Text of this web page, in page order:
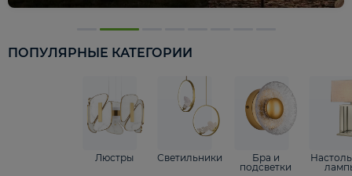
ПОПУЛЯРНЫЕ КАТЕГОРИИ
Люстры Светильники
Бра и
подсветки